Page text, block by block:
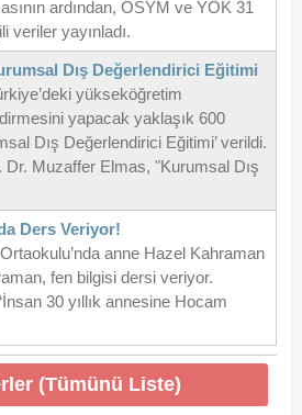
ardından, ÖSYM ve YÖK 31
veriler yayınladı.
Dış Değerlendirici Eğitimi
yükseköğretim
yapacak yaklaşık 600
Dış Değerlendirici Eğitimi’ verildi.
Dr. Muzaffer Elmas, "Kurumsal Dış
Ders Veriyor!
anne Hazel Kahraman
fen bilgisi dersi veriyor.
30 yıllık annesine Hocam
(Tümünü Liste)